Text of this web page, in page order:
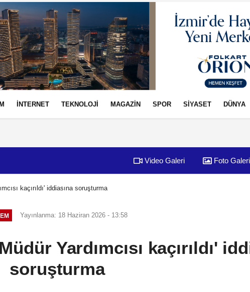
İNTERNET TEKNOLOJİ MAGAZİN SPOR SİYASET DÜNYA
Video Galeri Foto Galeri
kaçırıldı' iddiasına soruşturma
Yayınlanma: 18 Haziran 2026 - 13:58
Yardımcısı kaçırıldı'
soruşturma